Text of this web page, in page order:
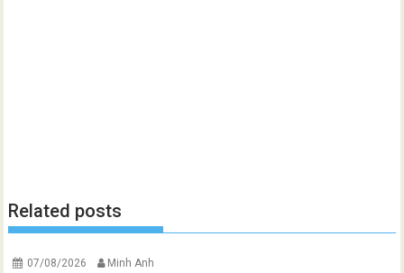
Related posts
07/08/2026 Minh Anh